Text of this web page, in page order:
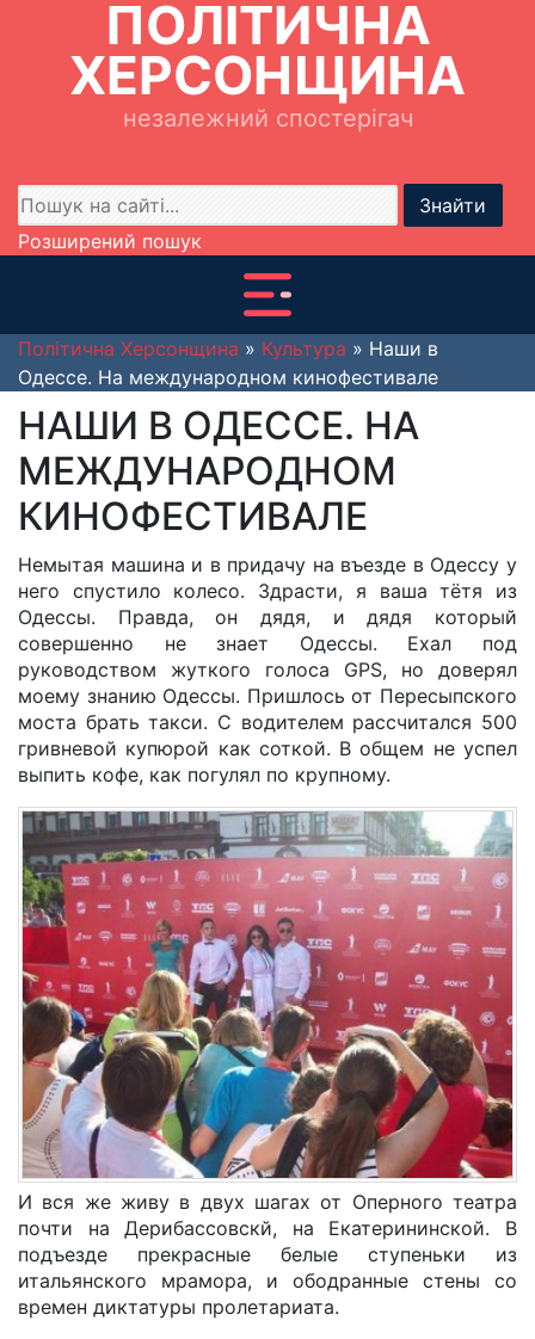
ПОЛІТИЧНА
ХЕРСОНЩИНА
незалежний спостерігач
Знайти
Розширений пошук
Політична Херсонщина » Культура » Наши в
Одессе. На международном кинофестивале
НАШИ В ОДЕССЕ. НА
МЕЖДУНАРОДНОМ
КИНОФЕСТИВАЛЕ
Немытая машина и в придачу на въезде в Одессу у
него спустило колесо. Здрасти, я ваша тётя из
Одессы. Правда, он дядя, и дядя который
совершенно не знает Одессы. Ехал под
руководством жуткого голоса GPS, но доверял
моему знанию Одессы. Пришлось от Пересыпского
моста брать такси. С водителем рассчитался 500
гривневой купюрой как соткой. В общем не успел
выпить кофе, как погулял по крупному.
И вся же живу в двух шагах от Оперного театра
почти на Дерибассовскй, на Екатерининской. В
подъезде прекрасные белые ступеньки из
итальянского мрамора, и ободранные стены со
времен диктатуры пролетариата.